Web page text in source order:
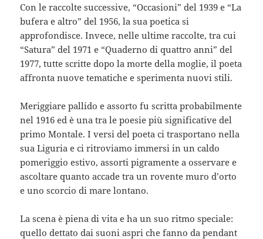
Con le raccolte successive, “Occasioni” del 1939 e “La
bufera e altro” del 1956, la sua poetica si
approfondisce. Invece, nelle ultime raccolte, tra cui
“Satura” del 1971 e “Quaderno di quattro anni” del
1977, tutte scritte dopo la morte della moglie, il poeta
affronta nuove tematiche e sperimenta nuovi stili.
Meriggiare pallido e assorto fu scritta probabilmente
nel 1916 ed è una tra le poesie più significative del
primo Montale. I versi del poeta ci trasportano nella
sua Liguria e ci ritroviamo immersi in un caldo
pomeriggio estivo, assorti pigramente a osservare e
ascoltare quanto accade tra un rovente muro d’orto
e uno scorcio di mare lontano.
La scena è piena di vita e ha un suo ritmo speciale:
quello dettato dai suoni aspri che fanno da pendant